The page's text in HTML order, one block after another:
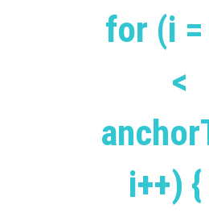
for (i
<
i++)